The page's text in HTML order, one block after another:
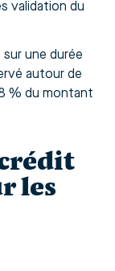
validation du
une durée
autour de
% du montant
les